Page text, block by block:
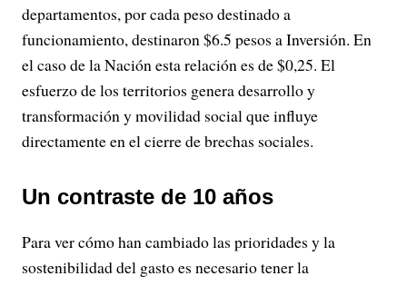
departamentos, por cada peso destinado a
funcionamiento, destinaron $6.5 pesos a Inversión. En
el caso de la Nación esta relación es de $0,25. El
esfuerzo de los territorios genera desarrollo y
transformación y movilidad social que influye
directamente en el cierre de brechas sociales.
Un contraste de 10 años
Para ver cómo han cambiado las prioridades y la
sostenibilidad del gasto es necesario tener la